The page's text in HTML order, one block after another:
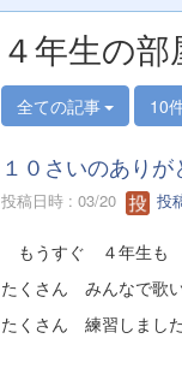
４年生の部
全ての記事 10
１０さいのありが
投稿日時 : 03/20 投
もうすぐ ４年生も
たくさん みんなで歌
たくさん 練習しました